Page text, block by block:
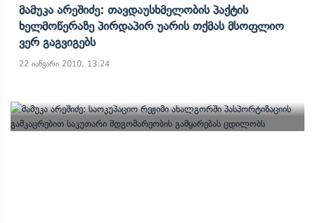
Მამუკა Არეშიძე: Თავდაუსხმელობის Პაქტის
Ხელმოწერაზე Პირდაპირ Უარის Თქმას Მსოფლიო
Ვერ Გაგვიგებს
22 იანვარი 2010, 13:24